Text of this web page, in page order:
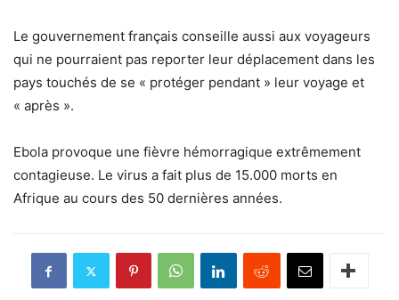
Le gouvernement français conseille aussi aux voyageurs
qui ne pourraient pas reporter leur déplacement dans les
pays touchés de se « protéger pendant » leur voyage et
« après ».
Ebola provoque une fièvre hémorragique extrêmement
contagieuse. Le virus a fait plus de 15.000 morts en
Afrique au cours des 50 dernières années.